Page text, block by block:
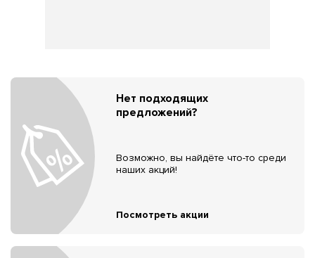
Нет подходящих
предложений?
Возможно, вы найдёте что-то среди
наших акций!
Посмотреть акции